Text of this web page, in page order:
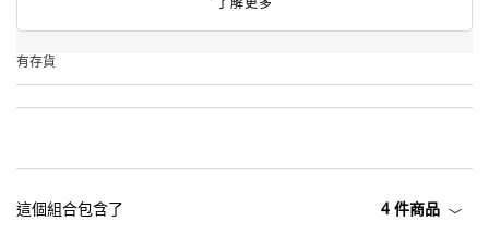
了解更多
有存貨
這個組合包含了 4 件商品